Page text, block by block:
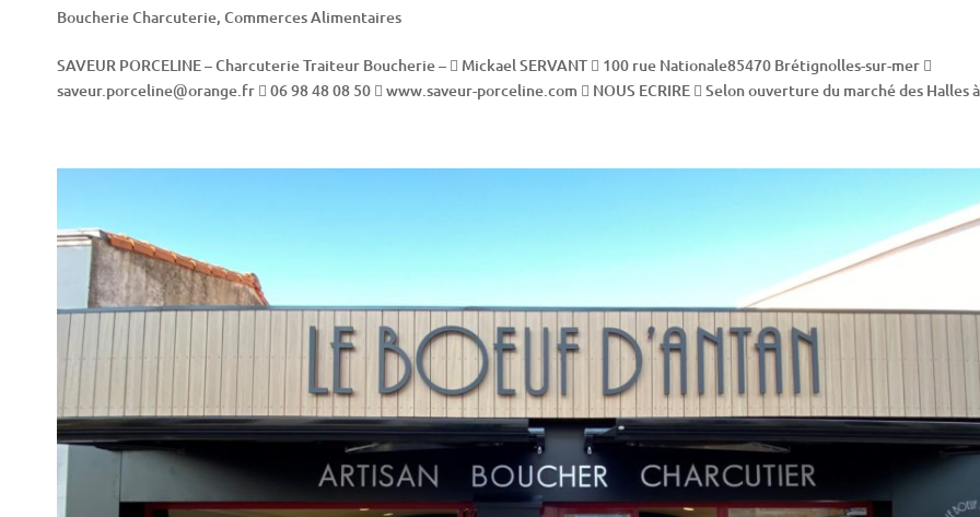
Boucherie Charcuterie, Commerces Alimentaires
SAVEUR PORCELINE – Charcuterie Traiteur Boucherie –  Mickael SERVANT  100 rue Nationale85470 Brétignolles-sur-mer 
saveur.porceline@orange.fr  06 98 48 08 50  www.saveur-porceline.com  NOUS ECRIRE  Selon ouverture du marché des Halles